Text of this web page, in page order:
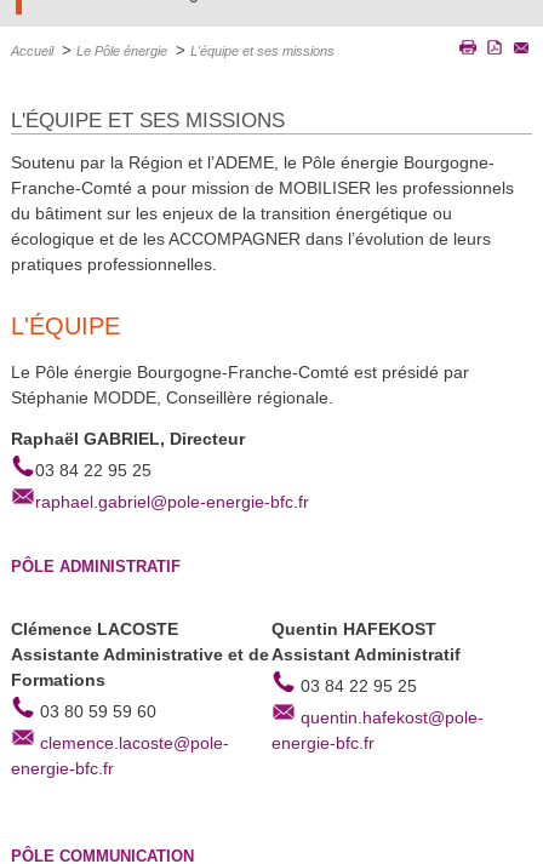
Accueil > Le Pôle énergie > L'équipe et ses missions
L'ÉQUIPE ET SES MISSIONS
Soutenu par la Région et l’ADEME, le Pôle énergie Bourgogne-
Franche-Comté a pour mission de MOBILISER les professionnels
du bâtiment sur les enjeux de la transition énergétique ou
écologique et de les ACCOMPAGNER dans l’évolution de leurs
pratiques professionnelles.
L'ÉQUIPE
Le Pôle énergie Bourgogne-Franche-Comté est présidé par
Stéphanie MODDE, Conseillère régionale.
Raphaël GABRIEL, Directeur
03 84 22 95 25
raphael.gabriel@pole-energie-bfc.fr
PÔLE ADMINISTRATIF
Clémence LACOSTE
Assistante Administrative et de
Formations
03 80 59 59 60
clemence.lacoste@pole-
energie-bfc.fr
Quentin HAFEKOST
Assistant Administratif
03 84 22 95 25
quentin.hafekost@pole-
energie-bfc.fr
PÔLE COMMUNICATION